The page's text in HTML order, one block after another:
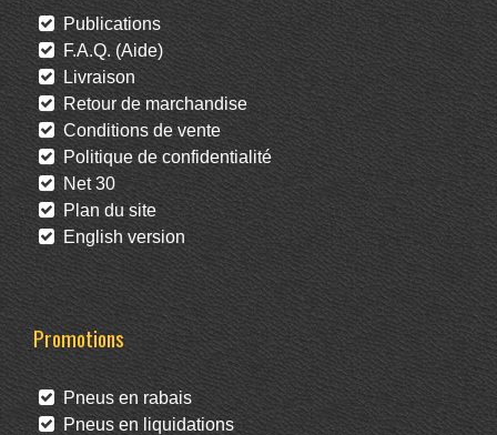
Publications
F.A.Q. (Aide)
Livraison
Retour de marchandise
Conditions de vente
Politique de confidentialité
Net 30
Plan du site
English version
Promotions
Pneus en rabais
Pneus en liquidations